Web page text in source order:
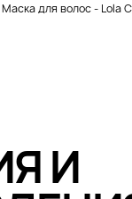
Маска для волос- Lola
И